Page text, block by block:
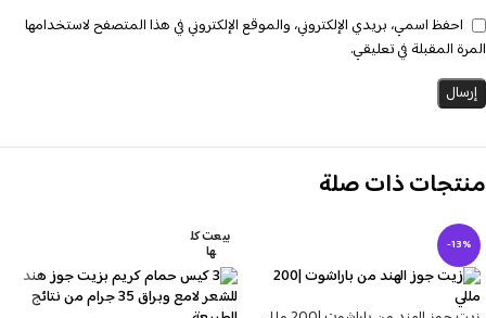
احفظ اسمي، بريدي الإلكتروني، والموقع الإلكتروني في هذا المتصفح لاستخدامها
المرة المقبلة في تعليقي.
منتجات ذات صلة
-13% بيعت كل
ها